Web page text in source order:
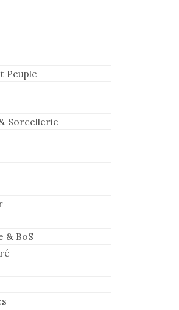
Peuple
Sorcellerie
& BoS